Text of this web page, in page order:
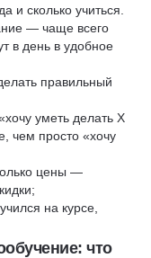
и сколько учиться.
— чаще всего
в день в удобное
правильный
уметь делать X
чем просто «хочу
цены —
на курсе,
что